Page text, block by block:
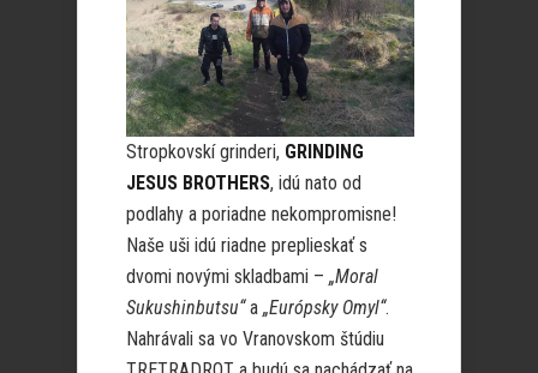
Stropkovskí grinderi, GRINDING
JESUS BROTHERS, idú nato od
podlahy a poriadne nekompromisne!
Naše uši idú riadne preplieskať s
dvomi novými skladbami – „Moral
Sukushinbutsu“a „Európsky Omyl“.
Nahrávali sa vo Vranovskom štúdiu